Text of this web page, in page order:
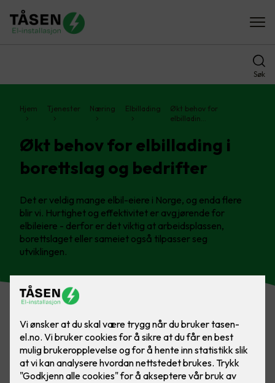
Søk
Hjem Tjenester Næring Elbillading
Økt behov for
elbilladin…
Økt behov for elbillading i
borettslag og bedrifter
Det er veldig mange elbil-eiere i Norge, og enda flere
blir vi. Hurtighet og effektivitet er avgjørende for
elbileiere - derfor er det viktig at arbeidsplassen,
borettslaget eller sameiet også tilpasser seg
utviklingen.